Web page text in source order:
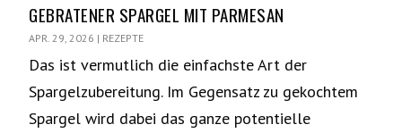
GEBRATENER SPARGEL MIT PARMESAN
APR. 29, 2026 | REZEPTE
Das ist vermutlich die einfachste Art der
Spargelzubereitung. Im Gegensatz zu gekochtem
Spargel wird dabei das ganze potentielle